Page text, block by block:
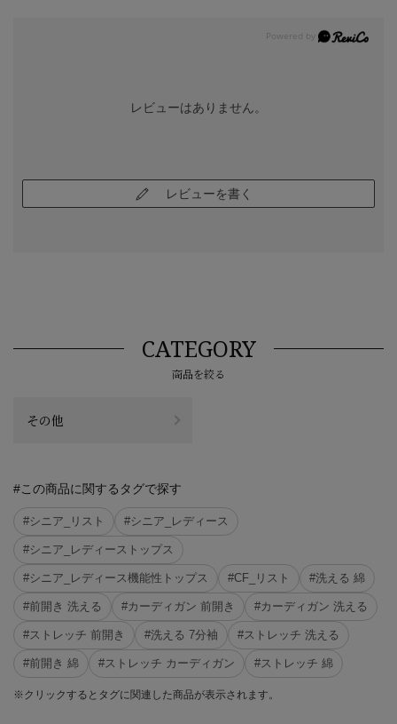
レビューはありません。
レビューを書く
CATEGORY
商品を絞る
その他
#この商品に関するタグで探す
#シニア_リスト #シニア_レディース
#シニア_レディーストップス
#シニア_レディース機能性トップス #CF_リスト #洗える 綿
#前開き 洗える #カーディガン 前開き #カーディガン 洗える
#ストレッチ 前開き #洗える 7分袖 #ストレッチ 洗える
#前開き 綿 #ストレッチ カーディガン #ストレッチ 綿
※クリックするとタグに関連した商品が表示されます。